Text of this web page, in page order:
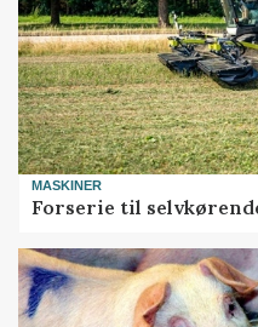
MASKINER
Forserie til